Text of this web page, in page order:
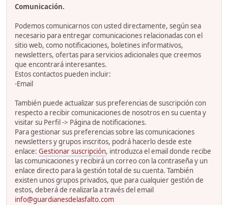
Comunicación.
Podemos comunicarnos con usted directamente, según sea
necesario para entregar comunicaciones relacionadas con el
sitio web, como notificaciones, boletines informativos,
newsletters, ofertas para servicios adicionales que creemos
que encontrará interesantes.
Estos contactos pueden incluir:
-Email
También puede actualizar sus preferencias de suscripción con
respecto a recibir comunicaciones de nosotros en su cuenta y
visitar su Perfil -> Página de notificaciones.
Para gestionar sus preferencias sobre las comunicaciones
newsletters y grupos inscritos, podrá hacerlo desde este
enlace: Gestionar suscripción, introduzca el email donde recibe
las comunicaciones y recibirá un correo con la contraseña y un
enlace directo para la gestión total de su cuenta. También
existen unos grupos privados, que para cualquier gestión de
estos, deberá de realizarla a través del email
info@guardianesdelasfalto.com